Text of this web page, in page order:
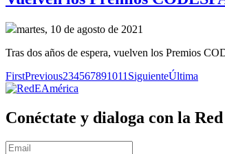
martes, 10 de agosto de 2021
Tras dos años de espera, vuelven los Premios
FirstPrevious234567891011 SiguienteÚltima
Conéctate y dialoga con la Red